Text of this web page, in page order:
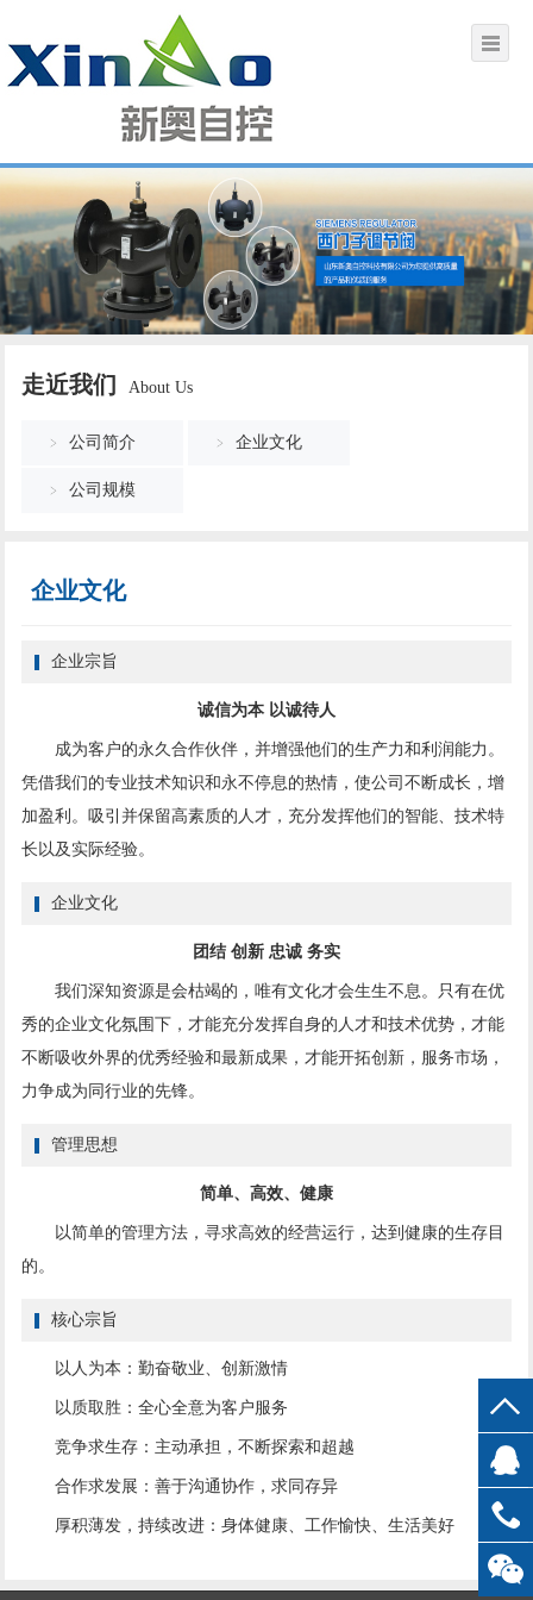
走近我们 About Us
公司简介 企业文化
公司规模
企业文化
企业宗旨
诚信为本 以诚待人
成为客户的永久合作伙伴，并增强他们的生产力和利润能力。
凭借我们的专业技术知识和永不停息的热情，使公司不断成长，增
加盈利。吸引并保留高素质的人才，充分发挥他们的智能、技术特
长以及实际经验。
企业文化
团结 创新 忠诚 务实
我们深知资源是会枯竭的，唯有文化才会生生不息。只有在优
秀的企业文化氛围下，才能充分发挥自身的人才和技术优势，才能
不断吸收外界的优秀经验和最新成果，才能开拓创新，服务市场，
力争成为同行业的先锋。
管理思想
简单、高效、健康
以简单的管理方法，寻求高效的经营运行，达到健康的生存目
的。
核心宗旨
以人为本：勤奋敬业、创新激情
以质取胜：全心全意为客户服务
竞争求生存：主动承担，不断探索和超越
合作求发展：善于沟通协作，求同存异
厚积薄发，持续改进：身体健康、工作愉快、生活美好